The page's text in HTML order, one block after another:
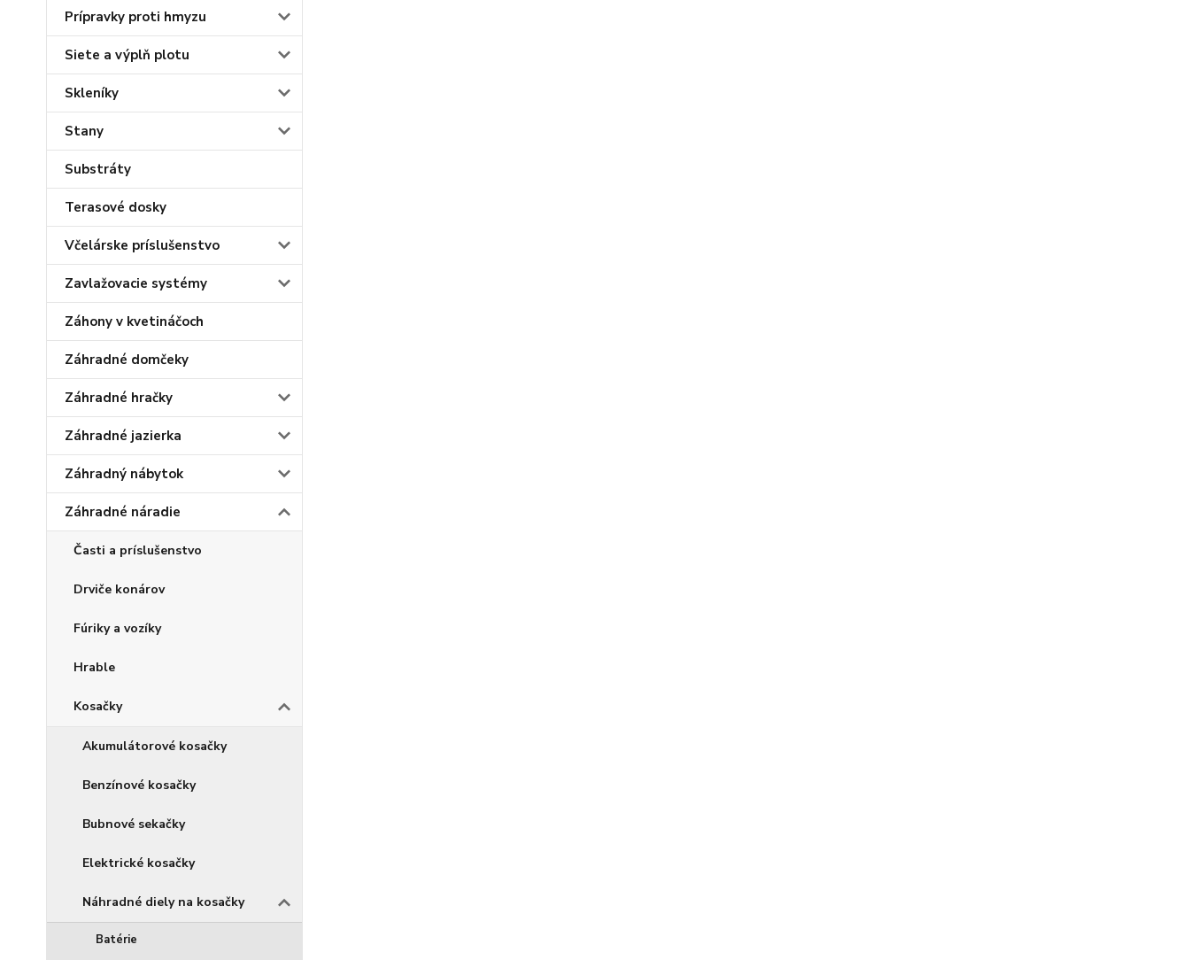
Prípravky proti hmyzu
Siete a výplň plotu
Skleníky
Stany
Substráty
Terasové dosky
Včelárske príslušenstvo
Zavlažovacie systémy
Záhony v kvetináčoch
Záhradné domčeky
Záhradné hračky
Záhradné jazierka
Záhradný nábytok
Záhradné náradie
Časti a príslušenstvo
Drviče konárov
Fúriky a vozíky
Hrable
Kosačky
Akumulátorové kosačky
Benzínové kosačky
Bubnové sekačky
Elektrické kosačky
Náhradné diely na kosačky
Batérie